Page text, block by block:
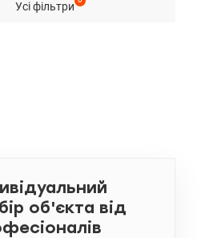
Усі фільтри
об'єкта від